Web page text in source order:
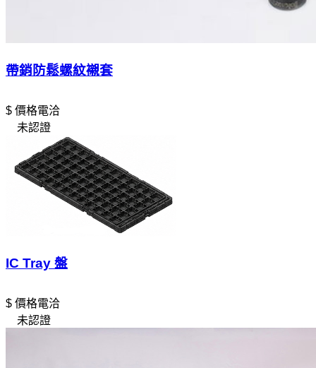
帶銷防鬆螺紋襯套
$ 價格電洽
未認證
IC Tray 盤
$ 價格電洽
未認證